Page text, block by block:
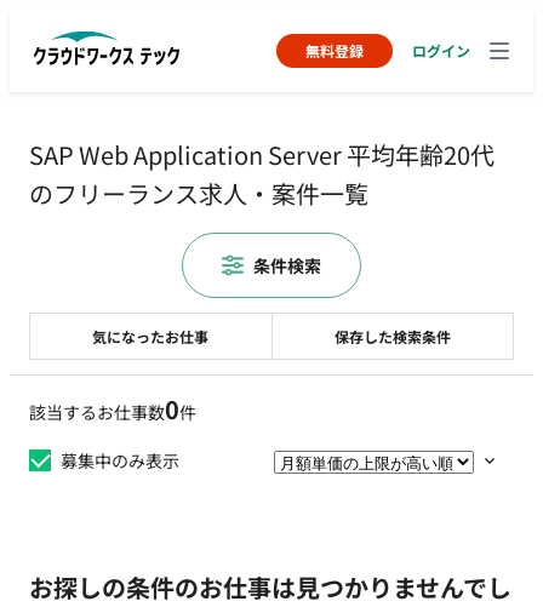
無料登録 ログイン
SAP Web Application Server 平均年齢20代
のフリーランス求人・案件一覧
該当するお仕事数0件
募集中のみ表示
お探しの条件のお仕事は見つかりませんでし
気になったお仕事 保存した検索条件
条件検索